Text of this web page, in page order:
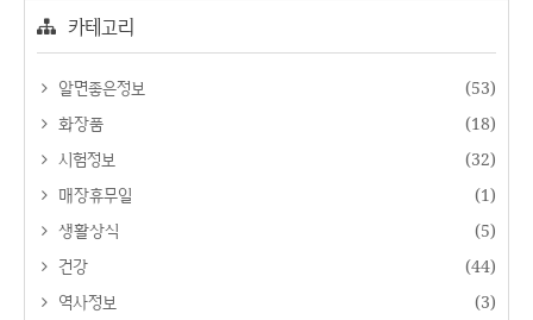
카테고리
알면좋은정보
(53)
화장품
(18)
시험정보
(32)
매장휴무일
(1)
생활상식
(5)
건강
(44)
역사정보
(3)